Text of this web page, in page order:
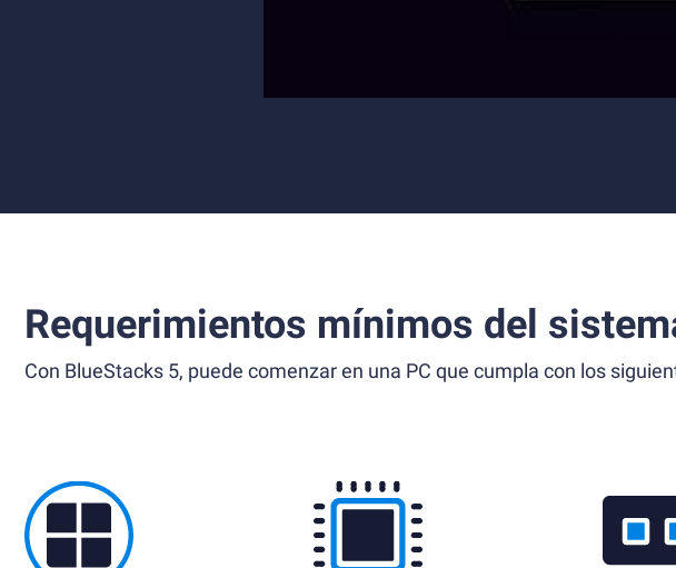
Requerimientos mínimos del
Con BlueStacks 5, puede comenzar en una PC que cumpla con los